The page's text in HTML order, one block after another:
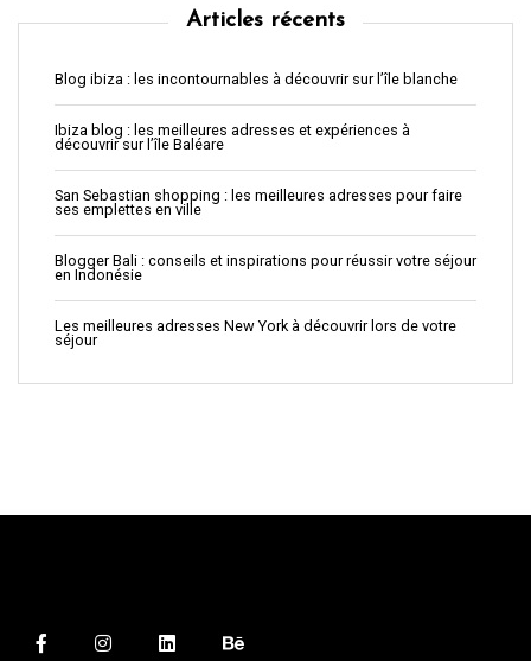
Articles récents
Blog ibiza : les incontournables à découvrir sur l’île blanche
Ibiza blog : les meilleures adresses et expériences à
découvrir sur l’île Baléare
San Sebastian shopping : les meilleures adresses pour faire
ses emplettes en ville
Blogger Bali : conseils et inspirations pour réussir votre séjour
en Indonésie
Les meilleures adresses New York à découvrir lors de votre
séjour